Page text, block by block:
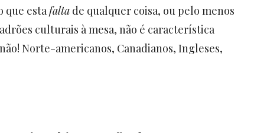
que estafaltade qualquer coisa, ou pelo menos
culturais à mesa, não é característica
Norte-americanos, Canadianos, Ingleses,